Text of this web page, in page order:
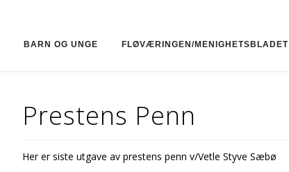
BARN OG UNGE FLØVÆRINGEN/MENIGHETSBLADET
Prestens Penn
Her er siste utgave av prestens penn v/Vetle Styve Sæbø